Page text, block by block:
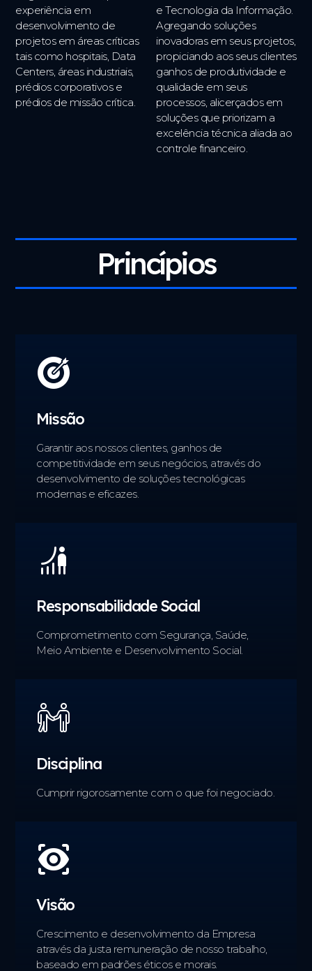
experiência em
desenvolvimento de
projetos em áreas críticas
tais como hospitais, Data
Centers, áreas industriais,
prédios corporativos e
prédios de missão crítica.
e Tecnologia da Informação.
Agregando soluções
inovadoras em seus projetos,
propiciando aos seus clientes
ganhos de produtividade e
qualidade em seus
processos, alicerçados em
soluções que priorizam a
excelência técnica aliada ao
controle financeiro.
Princípios
Missão
Garantir aos nossos clientes, ganhos de
competitividade em seus negócios, através do
desenvolvimento de soluções tecnológicas
modernas e eficazes.
Responsabilidade Social
Comprometimento com Segurança, Saúde,
Meio Ambiente e Desenvolvimento Social.
Disciplina
Cumprir rigorosamente com o que foi negociado.
Visão
Crescimento e desenvolvimento da Empresa
através da justa remuneração de nosso trabalho,
baseado em padrões éticos e morais.